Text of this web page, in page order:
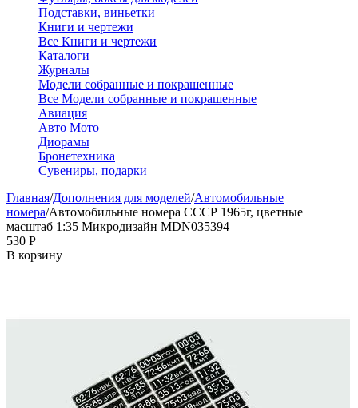
Подставки, виньетки
Книги и чертежи
Все Книги и чертежи
Каталоги
Журналы
Модели собранные и покрашенные
Все Модели собранные и покрашенные
Авиация
Авто Мото
Диорамы
Бронетехника
Сувениры, подарки
Главная/Дополнения для моделей/Автомобильные
номера/Автомобильные номера СССР 1965г, цветные
масштаб 1:35 Микродизайн MDN035394
‍530‍ Р
В корзину